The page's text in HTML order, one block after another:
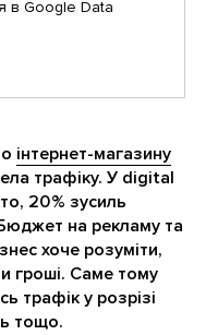
в Google Data
інтернет-магазину
трафіку. У digital
20 % зусиль
на рекламу та
хоче розуміти,
гроші. Саме тому
трафік у розрізі
тощо.